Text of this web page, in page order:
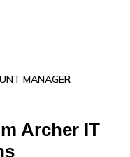
MANAGER
Archer IT